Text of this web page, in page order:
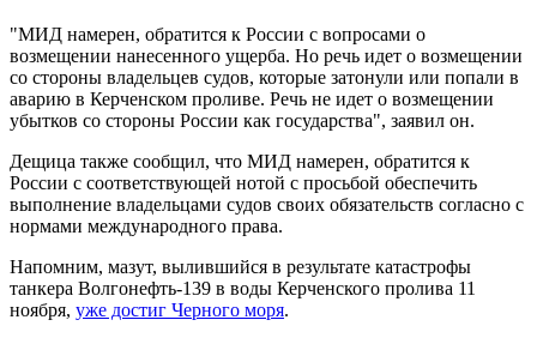
"МИД намерен, обратится к России с вопросами о
возмещении нанесенного ущерба. Но речь идет о возмещении
со стороны владельцев судов, которые затонули или попали в
аварию в Керченском проливе. Речь не идет о возмещении
убытков со стороны России как государства", заявил он.
Дещица также сообщил, что МИД намерен, обратится к
России с соответствующей нотой с просьбой обеспечить
выполнение владельцами судов своих обязательств согласно с
нормами международного права.
Напомним, мазут, вылившийся в результате катастрофы
танкера Волгонефть-139 в воды Керченского пролива 11
ноября, уже достиг Черного моря.